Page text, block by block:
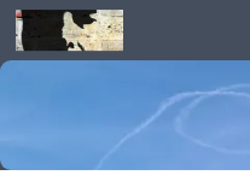
Skip to content